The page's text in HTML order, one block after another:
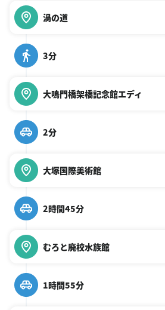
渦の道
3分
大鳴門橋架橋記念館エディ
2分
大塚国際美術館
2時間45分
むろと廃校水族館
1時間55分